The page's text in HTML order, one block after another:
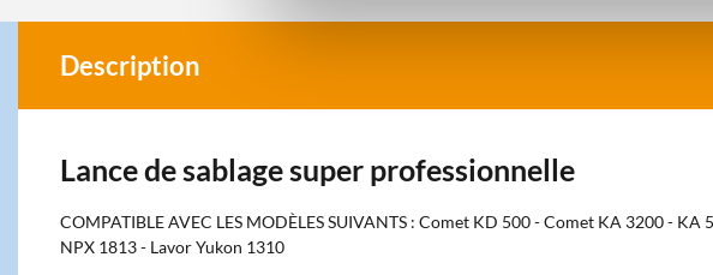
Description
Lance de sablage super professionnelle
COMPATIBLE AVEC LES MODÈLES SUIVANTS : Comet KD 500 - Comet KA 3200 - KA
NPX 1813 - Lavor Yukon 1310